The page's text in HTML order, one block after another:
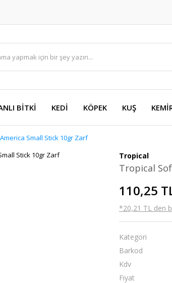
BİTKİ KEDİ KÖPEK KUŞ
Small Stick 10gr Zarf
Tropical
Tropical
110,25
*20,21 TL den
Kategori
Barkod
Kdv
Fiyat